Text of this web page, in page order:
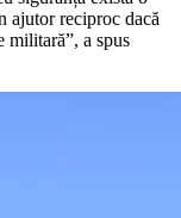
ajutor reciproc dacă
militară”, a spus